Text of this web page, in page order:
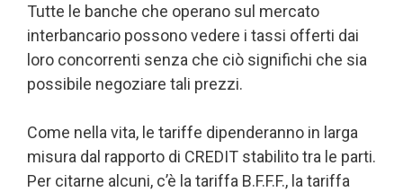
Tutte le banche che operano sul mercato
interbancario possono vedere i tassi offerti dai
loro concorrenti senza che ciò significhi che sia
possibile negoziare tali prezzi.
Come nella vita, le tariffe dipenderanno in larga
misura dal rapporto di CREDIT stabilito tra le parti.
Per citarne alcuni, c’è la tariffa B.F.F.F., la tariffa